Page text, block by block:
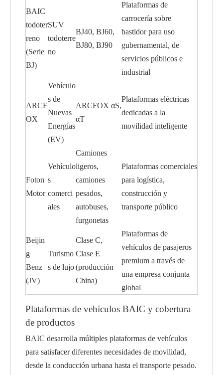
BAIC
todoter
reno
(Serie
BJ)
SUV
todoterre
no
BJ40, BJ60,
BJ80, BJ90
Plataformas de
carrocería sobre
bastidor para uso
gubernamental, de
servicios públicos e
industrial
ARCF
OX
Vehículo
s de
Nuevas
Energías
(EV)
ARCFOX αS,
αT
Plataformas eléctricas
dedicadas a la
movilidad inteligente
Foton
Motor
Vehículo
s
comerci
ales
Camiones
ligeros,
camiones
pesados,
autobuses,
furgonetas
Plataformas comerciales
para logística,
construcción y
transporte público
Beijin
g
Benz
(JV)
Turismo
s de lujo
Clase C,
Clase E
(producción
China)
Plataformas de
vehículos de pasajeros
premium a través de
una empresa conjunta
global
Plataformas de vehículos BAIC y cobertura
de productos
BAIC desarrolla múltiples plataformas de vehículos
para satisfacer diferentes necesidades de movilidad,
desde la conducción urbana hasta el transporte pesado.